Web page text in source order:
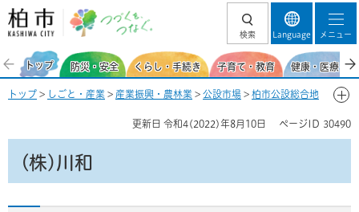
柏市 つづくを、
検索 Language メニュー
トップ 防災・安全 くらし・手続き 子育て・教育 健康・医療・
トップ > しごと・産業 > 産業振興・農林業 > 公設市場 > 柏市公設総合地
更新日 令和4(2022)年8月10日 ページID 30490
(株)川和